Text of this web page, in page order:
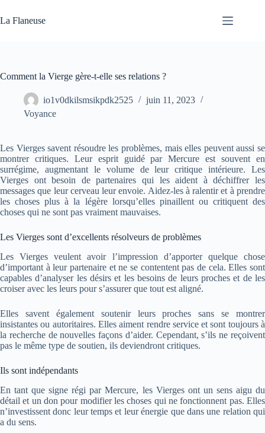
au
contenu
La Flaneuse
Comment la Vierge gère-t-elle ses relations ?
io1v0dkilsmsikpdk2525
juin 11, 2023
Voyance
Les Vierges savent résoudre les problèmes, mais elles peuvent aussi se
montrer critiques. Leur esprit guidé par Mercure est souvent en
surrégime, augmentant le volume de leur critique intérieure. Les
Vierges ont besoin de partenaires qui les aident à déchiffrer les
messages que leur cerveau leur envoie. Aidez-les à ralentir et à prendre
les choses plus à la légère lorsqu’elles pinaillent ou critiquent des
choses qui ne sont pas vraiment mauvaises.
Les Vierges sont d’excellents résolveurs de problèmes
Les Vierges veulent avoir l’impression d’apporter quelque chose
d’important à leur partenaire et ne se contentent pas de cela. Elles sont
capables d’analyser les désirs et les besoins de leurs proches et de les
croiser avec les leurs pour s’assurer que tout est aligné.
Elles savent également soutenir leurs proches sans se montrer
insistantes ou autoritaires. Elles aiment rendre service et sont toujours à
la recherche de nouvelles façons d’aider. Cependant, s’ils ne reçoivent
pas le même type de soutien, ils deviendront critiques.
Ils sont indépendants
En tant que signe régi par Mercure, les Vierges ont un sens aigu du
détail et un don pour modifier les choses qui ne fonctionnent pas. Elles
n’investissent donc leur temps et leur énergie que dans une relation qui
a du sens.